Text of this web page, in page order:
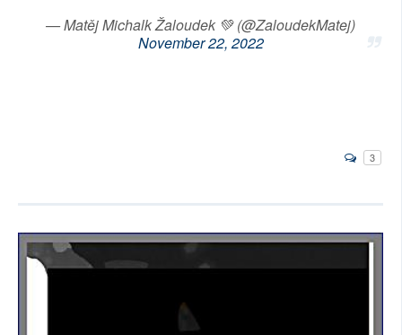
— Matěj Michalk Žaloudek 💚 (@ZaloudekMatej)
November 22, 2022
3